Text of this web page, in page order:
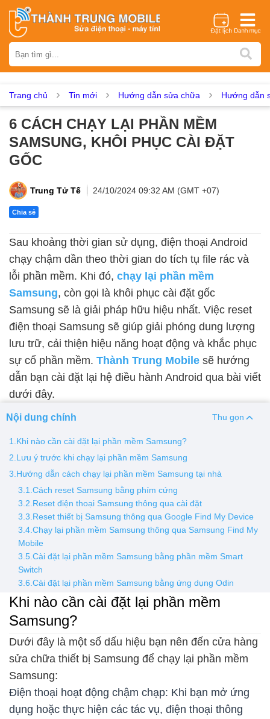
iPhone Samsung Oppo Xiaomi Realme Vivo
Nokia
Asus Sony Vertu LG Tecno
Dịch vụ sửa chữa
Thay pin Thay camera
Thay mic Thay rung Thay main Unlock - Mở Khoá
Màn hình Vsmart Màn hình Google Pixel
Thay pin
Pin iPhone Pin Samsumg Pin Oppo Pin Xiaomi
Pin Realme
Thay vỏ
Vỏ iPhone Vỏ Samsung Vỏ Xiaomi Vỏ Oppo
Trang chủ Tin mới Hướng dẫn sửa chữa Hướng dẫn
6 CÁCH CHẠY LẠI PHẦN MỀM
SAMSUNG, KHÔI PHỤC CÀI ĐẶT
GỐC
Trung Tử Tế 24/10/2024 09:32 AM (GMT +07)
Chia sẻ
Sau khoảng thời gian sử dụng, điện thoại Android
chạy chậm dần theo thời gian do tích tụ file rác và
lỗi phần mềm. Khi đó, chạy lại phần mềm
Samsung, còn gọi là khôi phục cài đặt gốc
Samsung sẽ là giải pháp hữu hiệu nhất. Việc reset
điện thoại Samsung sẽ giúp giải phóng dung lượng
lưu trữ, cải thiện hiệu năng hoạt động và khắc phục
sự cố phần mềm. Thành Trung Mobile sẽ hướng
dẫn bạn cài đặt lại hệ điều hành Android qua bài viết
dưới đây.
Nội dung chính Thu gọn
1.Khi nào cần cài đặt lại phần mềm Samsung?
2.Lưu ý trước khi chạy lại phần mềm Samsung
3.Hướng dẫn cách chạy lại phần mềm Samsung tại nhà
3.1.Cách reset Samsung bằng phím cứng
3.2.Reset điện thoại Samsung thông qua cài đặt
3.3.Reset thiết bị Samsung thông qua Google Find My Device
3.4.Chạy lại phần mềm Samsung thông qua Samsung Find My
Mobile
3.5.Cài đặt lại phần mềm Samsung bằng phần mềm Smart
Switch
3.6.Cài đặt lại phần mềm Samsung bằng ứng dụng Odin
Khi nào cần cài đặt lại phần mềm
Samsung?
Dưới đây là một số dấu hiệu bạn nên đến cửa hàng
sửa chữa thiết bị Samsung để chạy lại phần mềm
Samsung:
Điện thoại hoạt động chậm chạp: Khi bạn mở ứng
dụng hoặc thực hiện các tác vụ, điện thoại thông